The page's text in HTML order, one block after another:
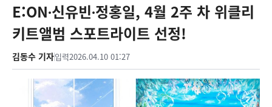
E:ON∙신유빈∙정홍일, 4월 2주 차 위클리
키트앨범 스포트라이트 선정!
김동수 기자입력2026.04.10 01:27